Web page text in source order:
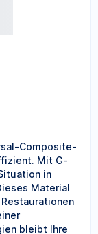
Composite-
Mit G-
in
Material
bleibt Ihre